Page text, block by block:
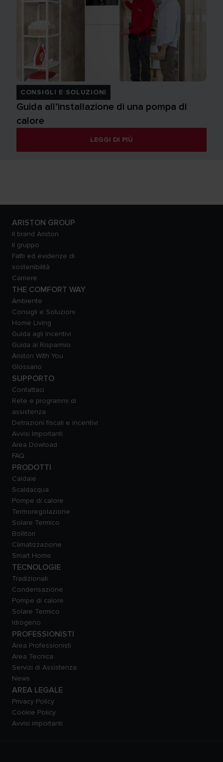
CONSIGLI E SOLUZIONI
Guida all’installazione di una pompa di
calore
LEGGI DI PIÙ
ARISTON GROUP
Il brand Ariston
Il gruppo
Fatti ed evidenze di
sostenibilità
Carriere
THE COMFORT WAY
Ambiente
Consigli e Soluzioni
Home Living
Guida agli Incentivi
Guida al Risparmio
Ariston With You
Glossario
SUPPORTO
Contattaci
Rete e programmi di
assistenza
Detrazioni fiscali e incentivi
Avvisi Importanti
Area Dowload
FAQ
PRODOTTI
Caldaie
Scaldacqua
Pompe di calore
Termoregolazione
Solare Termico
Bollitori
Climatizzazione
Smart Home
TECNOLOGIE
Tradizionali
Condensazione
Pompe di calore
Solare Termico
Idrogeno
PROFESSIONISTI
Area Professionisti
Area Tecnica
Servizi di Assistenza
News
AREA LEGALE
Privacy Policy
Cookie Policy
Avvisi importanti